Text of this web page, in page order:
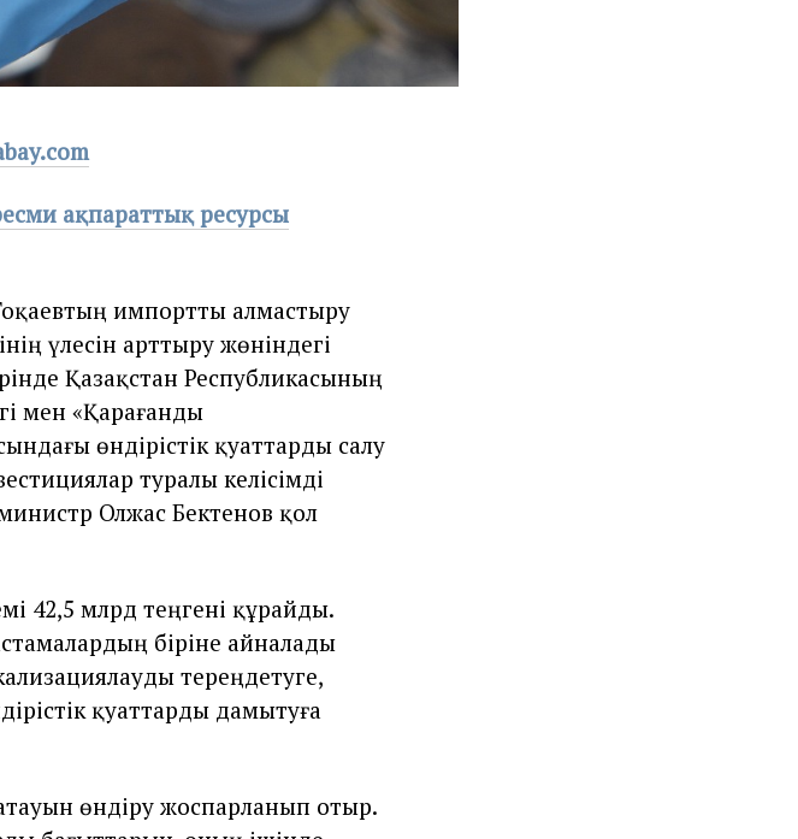
ақпараттық ресурсы
импортты алмастыру
үлесін арттыру жөніндегі
Қазақстан Республикасының
мен «Қарағанды
өндірістік қуаттарды салу
туралы келісімді
Олжас Бектенов қол
42,5 млрд теңгені құрайды.
біріне айналады
тереңдетуге,
қуаттарды дамытуға
өндіру жоспарланып отыр.